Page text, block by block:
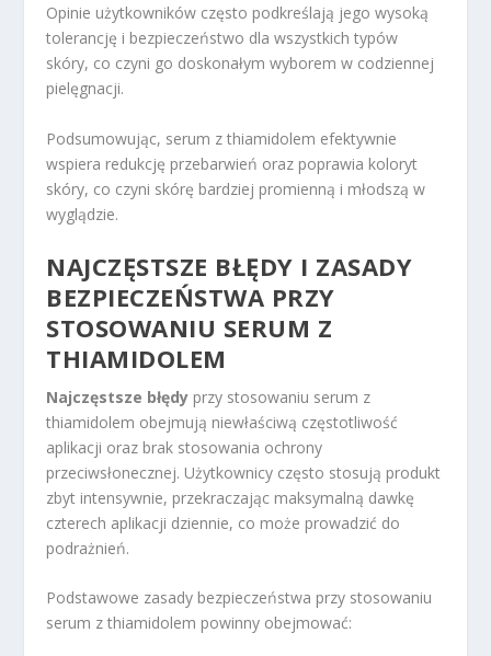
Opinie użytkowników często podkreślają jego wysoką
tolerancję i bezpieczeństwo dla wszystkich typów
skóry, co czyni go doskonałym wyborem w codziennej
pielęgnacji.
Podsumowując, serum z thiamidolem efektywnie
wspiera redukcję przebarwień oraz poprawia koloryt
skóry, co czyni skórę bardziej promienną i młodszą w
wyglądzie.
NAJCZĘSTSZE BŁĘDY I ZASADY
BEZPIECZEŃSTWA PRZY
STOSOWANIU SERUM Z
THIAMIDOLEM
Najczęstsze błędy przy stosowaniu serum z
thiamidolem obejmują niewłaściwą częstotliwość
aplikacji oraz brak stosowania ochrony
przeciwsłonecznej. Użytkownicy często stosują produkt
zbyt intensywnie, przekraczając maksymalną dawkę
czterech aplikacji dziennie, co może prowadzić do
podrażnień.
Podstawowe zasady bezpieczeństwa przy stosowaniu
serum z thiamidolem powinny obejmować: